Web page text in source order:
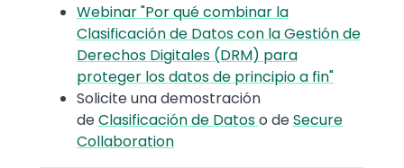
Webinar "Por qué combinar la
Clasificación de Datos con la Gestión de
Derechos Digitales (DRM) para
proteger los datos de principio a fin"
Solicite una demostración
deClasificación de Datoso deSecure
Collaboration